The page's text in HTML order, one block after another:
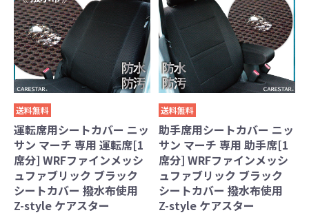
送料無料
運転席用シートカバー ニッ
サン マーチ 専用 運転席[1
席分] WRFファインメッシ
ュファブリック ブラック
シートカバー 撥水布使用
Z-style ケアスター
送料無料
助手席用シートカバー ニッ
サン マーチ 専用 助手席[1
席分] WRFファインメッシ
ュファブリック ブラック
シートカバー 撥水布使用
Z-style ケアスター